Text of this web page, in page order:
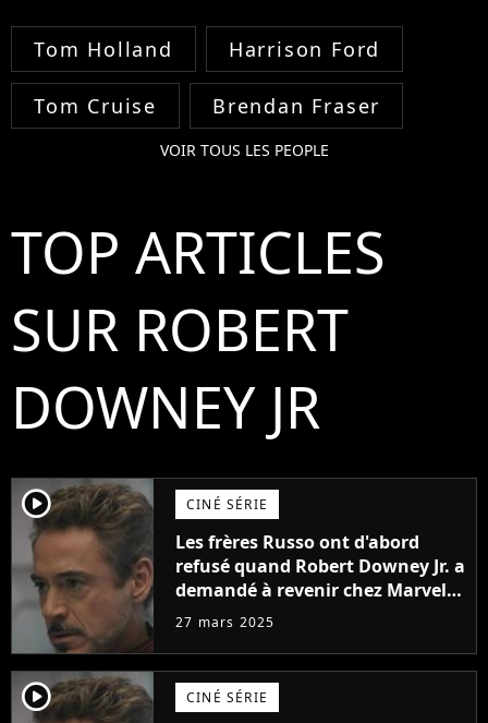
Tom Holland Harrison Ford
Tom Cruise Brendan Fraser
VOIR TOUS LES PEOPLE
TOP ARTICLES
SUR ROBERT
DOWNEY JR
player2 CINÉ SÉRIE
Les frères Russo ont d'abord
refusé quand Robert Downey Jr. a
demandé à revenir chez Marvel
pour Avengers 5 : "Nous avons
27 mars 2025
player2 CINÉ SÉRIE